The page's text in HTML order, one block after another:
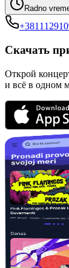
Radno
Скачать
Открой
и всё в одном